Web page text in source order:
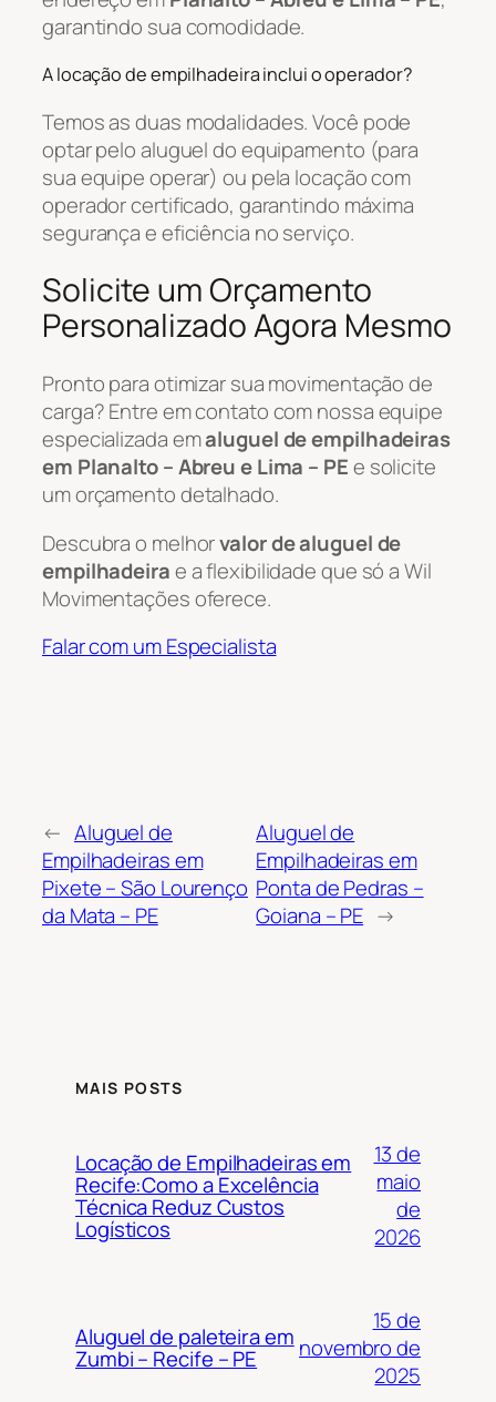
garantindo sua comodidade.
A locação de empilhadeira inclui o operador?
Temos as duas modalidades. Você pode
optar pelo aluguel do equipamento (para
sua equipe operar) ou pela locação com
operador certificado, garantindo máxima
segurança e eficiência no serviço.
Solicite um Orçamento
Personalizado Agora Mesmo
Pronto para otimizar sua movimentação de
carga? Entre em contato com nossa equipe
especializada emaluguel de empilhadeiras
em Planalto – Abreu e Lima – PEe solicite
um orçamento detalhado.
Descubra o melhorvalor de aluguel de
empilhadeirae a flexibilidade que só a Wil
Movimentações oferece.
Falar com um Especialista
← Aluguel de
Empilhadeiras em
Pixete – São Lourenço
da Mata – PE
Aluguel de
Empilhadeiras em
Ponta de Pedras –
Goiana – PE →
MAIS POSTS
Locação de Empilhadeiras em
Recife:Como a Excelência
Técnica Reduz Custos
Logísticos
13 de
maio
de
2026
Aluguel de paleteira em
Zumbi – Recife – PE
15 de
novembro de
2025